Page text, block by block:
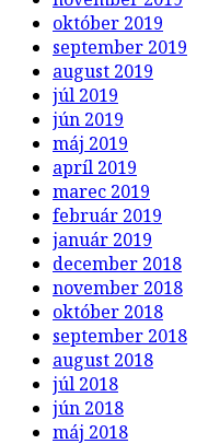
október 2019
september 2019
august 2019
júl 2019
jún 2019
máj 2019
apríl 2019
marec 2019
február 2019
január 2019
december 2018
november 2018
október 2018
september 2018
august 2018
júl 2018
jún 2018
máj 2018